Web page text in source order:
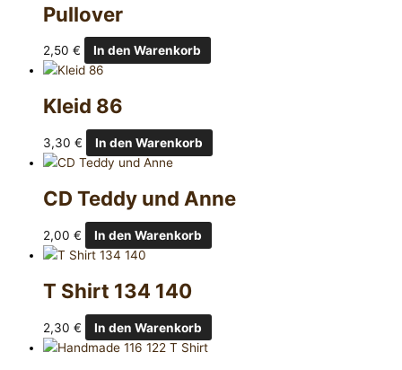
Pullover
2,50 € In den Warenkorb
Kleid 86
3,30 € In den Warenkorb
CD Teddy und Anne
2,00 € In den Warenkorb
T Shirt 134 140
2,30 € In den Warenkorb